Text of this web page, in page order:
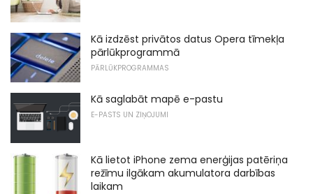
Kā izdzēst privātos datus Opera tīmekļa
pārlūkprogrammā
PĀRLŪKPROGRAMMAS
Kā saglabāt mapē e-pastu
E-PASTS UN ZIŅOJUMI
Kā lietot iPhone zema enerģijas patēriņa
režīmu ilgākam akumulatora darbības
laikam